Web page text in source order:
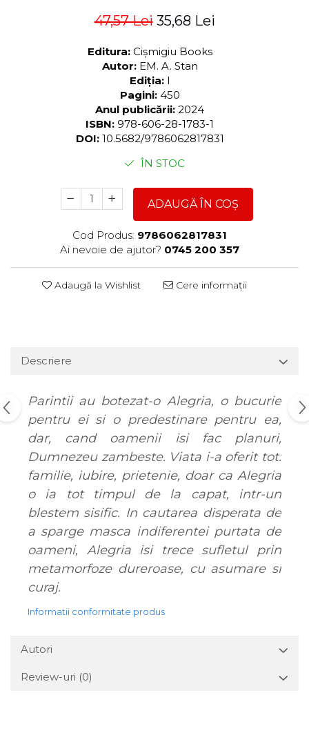
47,57 Lei 35,68 Lei
Editura: Cișmigiu Books
Autor: EM. A. Stan
Ediția: I
Pagini: 450
Anul publicării: 2024
ISBN: 978-606-28-1783-1
DOI: 10.5682/9786062817831
ÎN STOC
ADAUGĂ ÎN COȘ
Cod Produs: 9786062817831
Ai nevoie de ajutor? 0745 200 357
Adaugă la Wishlist Cere informații
Descriere
Parintii au botezat-o Alegria, o bucurie
pentru ei si o predestinare pentru ea,
dar, cand oamenii isi fac planuri,
Dumnezeu zambeste. Viata i-a oferit tot:
familie, iubire, prietenie, doar ca Alegria
o ia tot timpul de la capat, intr-un
blestem sisific. In cautarea disperata de
a sparge masca indiferentei purtata de
oameni, Alegria isi trece sufletul prin
metamorfoze dureroase, cu asumare si
curaj.
Informatii conformitate produs
Autori
Review-uri (0)